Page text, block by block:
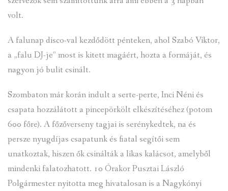
ROMA NEMZETISÉGI ÖNKORMÁNYZATI KÉPVISELŐK
volt.
A falunap disco-val kezdődött pénteken, ahol Szabó Viktor,
a „falu DJ-je” most is kitett magáért, hozta a formáját, és
nagyon jó bulit csinált.
Szombaton már korán indult a serte-perte, Inci Néni és
csapata hozzálátott a pincepörkölt elkészítéséhez (potom
600 főre). A főzőverseny tagjai is serénykedtek, na és
persze nyugdíjas csapatunk és fiatal segítői sem
unatkoztak, hiszen ők csinálták a likas kalácsot, amelyből
mindenki falatozhatott. 10 Órakor Pusztai László
Polgármester nyitotta meg hivatalosan is a Nagykónyi